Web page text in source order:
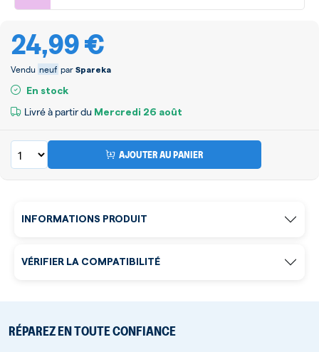
24,99 €
Vendu neuf par Spareka
En stock
Livré à partir du Mercredi 26 août
AJOUTER AU PANIER
INFORMATIONS PRODUIT
RÉPAREZ EN TOUTE CONFIANCE
VÉRIFIER LA COMPATIBILITÉ